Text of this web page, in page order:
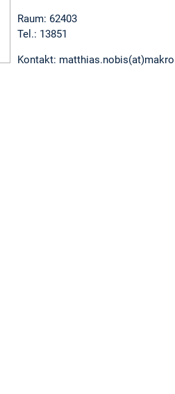
Raum: 62403
Tel.: 13851
Kontakt: